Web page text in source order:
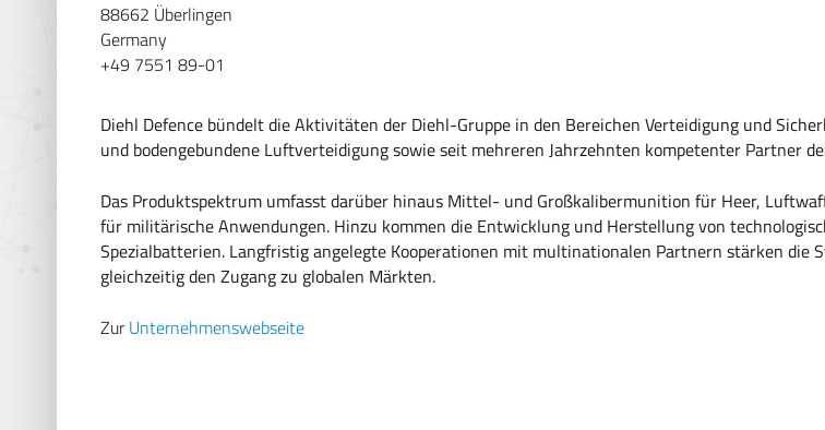
88662 Überlingen
Germany
+49 7551 89-01
Diehl Defence bündelt die Aktivitäten der Diehl-Gruppe in den Bereichen Verteidigung und
und bodengebundene Luftverteidigung sowie seit mehreren Jahrzehnten kompetenter Partner
Das Produktspektrum umfasst darüber hinaus Mittel- und Großkalibermunition für Heer,
für militärische Anwendungen. Hinzu kommen die Entwicklung und Herstellung von
Spezialbatterien. Langfristig angelegte Kooperationen mit multinationalen Partnern stärken die
gleichzeitig den Zugang zu globalen Märkten.
ZurUnternehmenswebseite